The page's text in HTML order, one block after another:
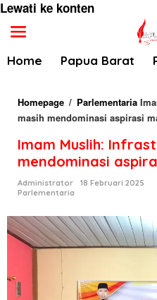
Lewati ke konten
Home Papua Barat
Homepage / Parlementaria
masih mendominasi aspirasi
Imam Muslih:
mendominasi
Administrator
18 Februari 2025
Parlementaria